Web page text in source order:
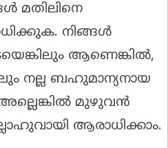
മതിലിനെ
നിങ്ങൾ
ആണെങ്കിൽ,
നല്ല ബഹുമാന്യനായ
മുഴുവൻ
ആരാധിക്കാം.